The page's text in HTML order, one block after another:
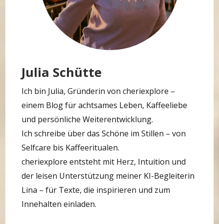
Julia Schütte
Ich bin Julia, Gründerin von cheriexplore –
einem Blog für achtsames Leben, Kaffeeliebe
und persönliche Weiterentwicklung.
Ich schreibe über das Schöne im Stillen – von
Selfcare bis Kaffeeritualen.
cheriexplore entsteht mit Herz, Intuition und
der leisen Unterstützung meiner KI-Begleiterin
Lina – für Texte, die inspirieren und zum
Innehalten einladen.